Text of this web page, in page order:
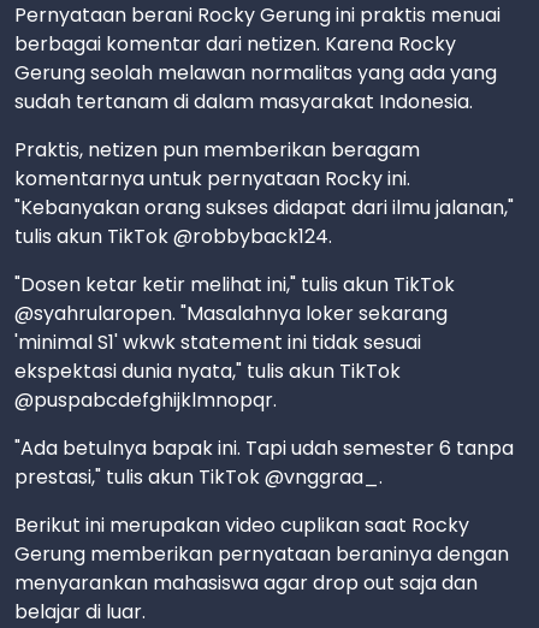
Pernyataan berani Rocky Gerung ini praktis menuai
berbagai komentar dari netizen. Karena Rocky
Gerung seolah melawan normalitas yang ada yang
sudah tertanam di dalam masyarakat Indonesia.
Praktis, netizen pun memberikan beragam
komentarnya untuk pernyataan Rocky ini.
"Kebanyakan orang sukses didapat dari ilmu jalanan,"
tulis akun TikTok @robbyback124.
"Dosen ketar ketir melihat ini," tulis akun TikTok
@syahrularopen. "Masalahnya loker sekarang
'minimal S1' wkwk statement ini tidak sesuai
ekspektasi dunia nyata," tulis akun TikTok
@puspabcdefghijklmnopqr.
"Ada betulnya bapak ini. Tapi udah semester 6 tanpa
prestasi," tulis akun TikTok @vnggraa_.
Berikut ini merupakan video cuplikan saat Rocky
Gerung memberikan pernyataan beraninya dengan
menyarankan mahasiswa agar drop out saja dan
belajar di luar.